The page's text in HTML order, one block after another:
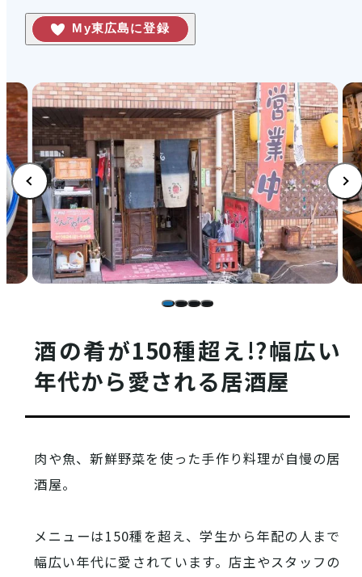
My東広島に登録
酒の肴が150種超え!?幅広い
年代から愛される居酒屋
肉や魚、新鮮野菜を使った手作り料理が自慢の居
酒屋。
メニューは150種を超え、学生から年配の人まで
幅広い年代に愛されています。店主やスタッフの
イベント情報
店舗情報
体験・ガイド
モデルコース
注目コンテンツ
西条酒蔵通り特設ページ